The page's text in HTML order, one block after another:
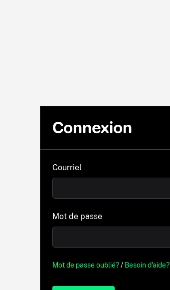
Connexion
Courriel
Mot de passe
Mot de passe oublié?/ Besoin d'aide?